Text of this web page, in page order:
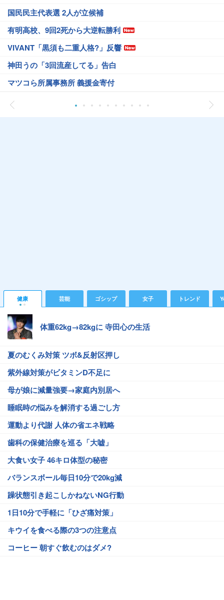
国民民主代表選 2人が立候補
有明高校、9回2死から大逆転勝利
VIVANT「黒須も二重人格?」反響
神田うの「3回流産してる」告白
マツコら所属事務所 義援金寄付
健康 芸能 ゴシップ 女子 トレンド
体重62kg→82kgに 寺田心の生活
夏のむくみ対策 ツボ&反射区押し
紫外線対策がビタミンD不足に
母が娘に減量強要→家庭内別居へ
睡眠時の悩みを解消する過ごし方
運動より代謝 人体の省エネ戦略
歯科の保健治療を巡る「大嘘」
大食い女子 46キロ体型の秘密
バランスボール毎日10分で20kg減
躁状態引き起こしかねないNG行動
1日10分で手軽に「ひざ痛対策」
キウイを食べる際の3つの注意点
コーヒー 朝すぐ飲むのはダメ?